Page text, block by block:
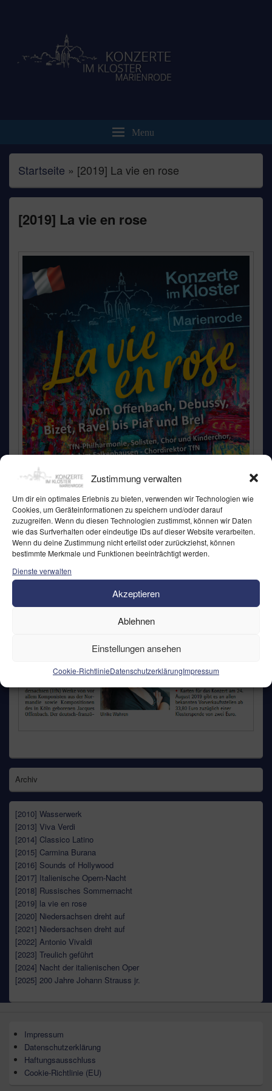
Zustimmung verwalten
Um dir ein optimales Erlebnis zu bieten, verwenden wir Technologien wie
Cookies, um Geräteinformationen zu speichern und/oder darauf
zuzugreifen. Wenn du diesen Technologien zustimmst, können wir Daten
wie das Surfverhalten oder eindeutige IDs auf dieser Website verarbeiten.
Wenn du deine Zustimmung nicht erteilst oder zurückziehst, können
bestimmte Merkmale und Funktionen beeinträchtigt werden.
Dienste verwalten
Akzeptieren
Ablehnen
Einstellungen ansehen
Cookie-RichtlinieDatenschutzerklärungImpressum
Brennecke-Veranstaltungen.de
Menu
Startseite » [2019] La vie en rose
[2019] La vie en rose
Primärer
Seitenleisten
Widget-
Bereich
Archiv
[2010] Wasserwerk
[2013] Viva Verdi
[2014] Classico Latino
[2015] Carmina Burana
[2016] Sounds of Hollywood
[2017] Italienische Opern-Nacht
[2018] Russisches Sommernacht
[2019] la vie en rose
[2020] Niedersachsen dreht auf
[2021] Niedersachsen dreht auf
[2022] Antonio Vivaldi
[2023] Treulich geführt
[2024] Nacht der italienischen Oper
[2025] 200 Jahre Johann Strauss jr.
Impressum
Datenschutzerklärung
Haftungsausschluss
Cookie-Richtlinie (EU)